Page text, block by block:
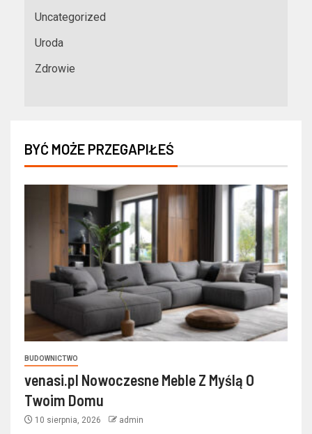
Uncategorized
Uroda
Zdrowie
BYĆ MOŻE PRZEGAPIŁEŚ
BUDOWNICTWO
venasi.pl Nowoczesne Meble Z Myślą O
Twoim Domu
10 sierpnia, 2026 admin